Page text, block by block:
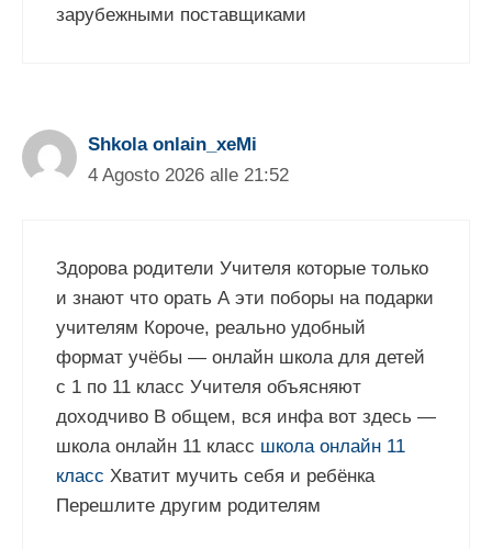
зарубежными поставщиками
Shkola onlain_xeMi
4 Agosto 2026 alle 21:52
Здорова родители Учителя которые только
и знают что орать А эти поборы на подарки
учителям Короче, реально удобный
формат учёбы — онлайн школа для детей
с 1 по 11 класс Учителя объясняют
доходчиво В общем, вся инфа вот здесь —
школа онлайн 11 класс школа онлайн 11
класс Хватит мучить себя и ребёнка
Перешлите другим родителям